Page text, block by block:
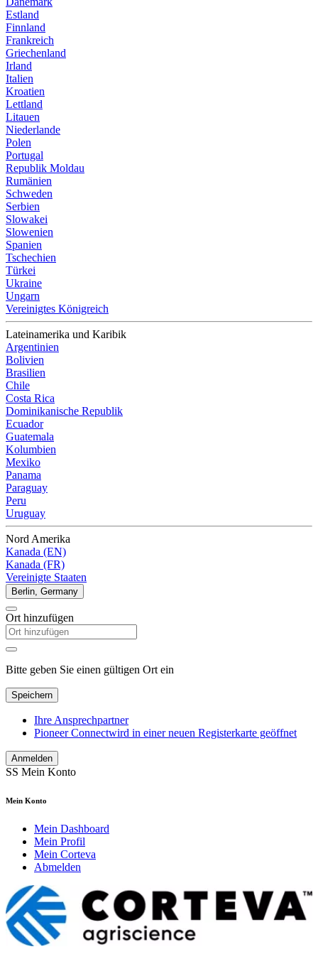
Estland
Finnland
Frankreich
Griechenland
Irland
Italien
Kroatien
Lettland
Litauen
Niederlande
Polen
Portugal
Republik Moldau
Rumänien
Schweden
Serbien
Slowakei
Slowenien
Spanien
Tschechien
Türkei
Ukraine
Ungarn
Vereinigtes Königreich
Lateinamerika und Karibik
Argentinien
Bolivien
Brasilien
Chile
Costa Rica
Dominikanische Republik
Ecuador
Guatemala
Kolumbien
Mexiko
Panama
Paraguay
Peru
Uruguay
Nord Amerika
Kanada (EN)
Kanada (FR)
Vereinigte Staaten
Berlin, Germany
Ort hinzufügen
Bitte geben Sie einen gültigen Ort ein
Speichern
Ihre Ansprechpartner
Pioneer Connectwird in einer neuen Registerkarte geöffnet
Anmelden
SS Mein Konto
Mein Konto
Mein Dashboard
Mein Profil
Mein Corteva
Abmelden